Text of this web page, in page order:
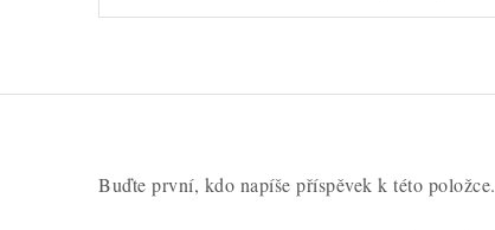
Buďte první, kdo napíše příspěvek k této položce.